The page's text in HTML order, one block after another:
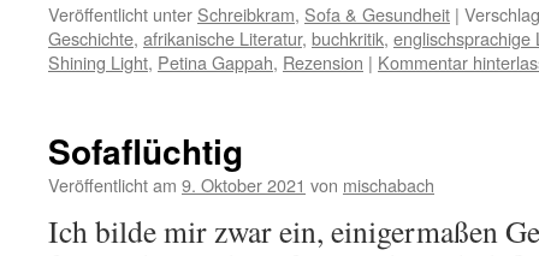
Veröffentlicht unter Schreibkram, Sofa & Gesundheit |
Geschichte, afrikanische Literatur, buchkritik, englischsprachige
Shining Light, Petina Gappah, Rezension | Kommentar
Sofaflüchtig
Veröffentlicht am 9. Oktober 2021 von mischabach
Ich bilde mir zwar ein, einigermaßen